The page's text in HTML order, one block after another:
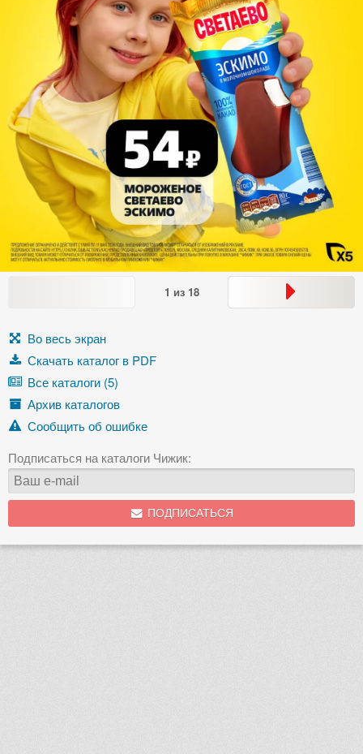
1 из 18
Во весь экран
Скачать каталог в PDF
Все каталоги (5)
Архив каталогов
Сообщить об ошибке
Подписаться на каталоги Чижик:
ПОДПИСАТЬСЯ